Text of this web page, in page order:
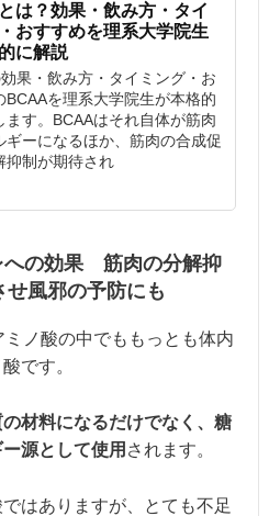
は？効果・飲み方・タイ
おすすめを理系大学院生
に解説
果・飲み方・タイミング・お
BCAAを理系大学院生が本格的
ます。BCAAはそれ自体が筋肉
ギーになるほか、筋肉の合成促
抑制が期待され
への効果 筋肉の分解抑
風邪の予防にも
ノ酸の中でももっとも体内
です。
材料になるだけでなく、糖
源として使用 されます。
はありますが、とても不足